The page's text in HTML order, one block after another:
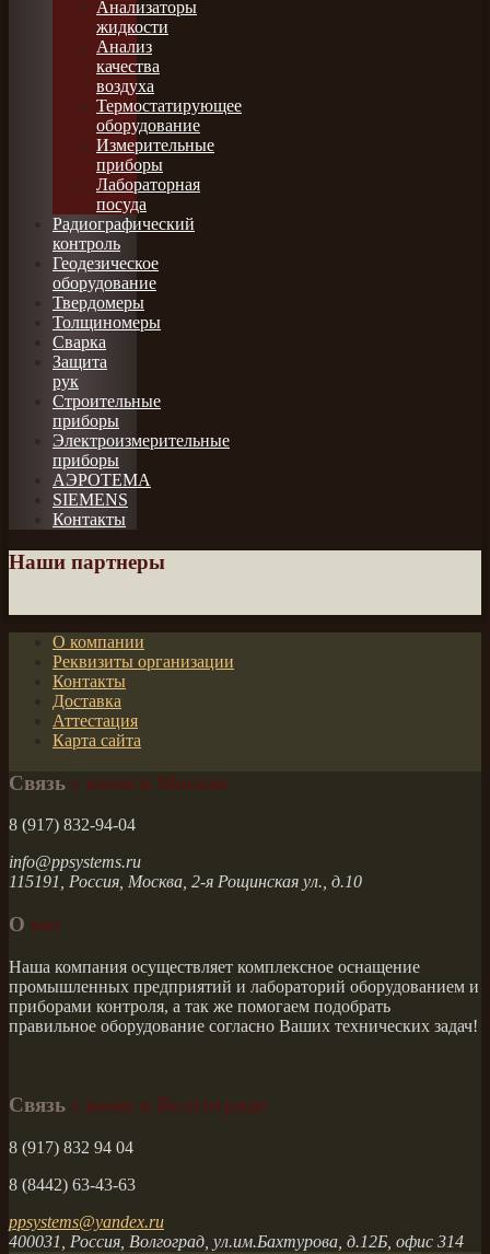
Анализаторы
жидкости
Анализ
качества
воздуха
Термостатирующее
оборудование
Измерительные
приборы
Лабораторная
посуда
Радиографический
контроль
Геодезическое
оборудование
Твердомеры
Толщиномеры
Сварка
Защита
рук
Строительные
приборы
Электроизмерительные
приборы
АЭРОТЕМА
SIEMENS
Контакты
Наши партнеры
О компании
Реквизиты организации
Контакты
Доставка
Аттестация
Карта сайта
Связь с нами в Москве
8 (917) 832-94-04
info@ppsystems.ru
115191, Россия, Москва, 2-я Рощинская ул., д.10
О нас
Наша компания осуществляет комплексное оснащение
промышленных предприятий и лабораторий оборудованием и
приборами контроля, а так же помогаем подобрать
правильное оборудование согласно Ваших технических задач!
Связь с нами в Волгограде
8 (917) 832 94 04
8 (8442) 63-43-63
ppsystems@yandex.ru
400031, Россия, Волгоград, ул.им.Бахтурова, д.12Б, офис 314